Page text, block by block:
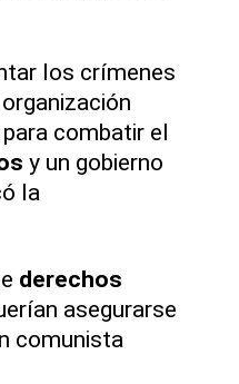
los crímenes
combatir el
y un gobierno
la
derechos
asegurarse
comunista